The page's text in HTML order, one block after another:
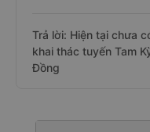
Trả lời: Hiện tại chưa
khai thác tuyến Tam
Đồng